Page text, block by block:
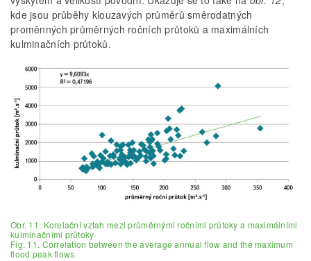
kde jsou průběhy klouzavých průměrů směrodatných
proměnných průměrných ročních průtoků a maximálních
kulminačních průtoků.
Obr. 11. Korelační vztah mezi průměrnými ročními průtoky a maximálními
kulminačními průtoky
Fig. 11. Correlation between the average annual flow and the maximum
flood peak flows